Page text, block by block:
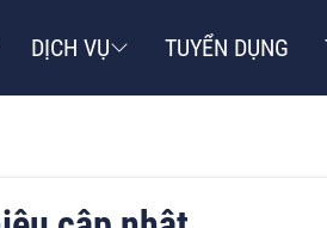
DỊCH VỤ TUYỂN DỤNG